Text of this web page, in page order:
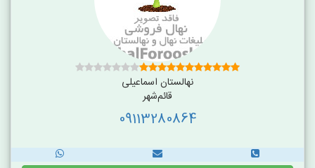
نهالستان اسماعیلی
قائم‌شهر
09113280864